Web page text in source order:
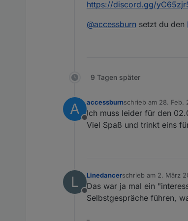
https://discord.gg/
@accessburn setzt du den
9 Tagen später
A
Offline
accessburnschrieb am 28. Feb.
zuletzt editiert von
Ich muss leider für den
Viel Spaß und trinkt eins
L
Offline
Linedancerschrieb am 2. März
zuletzt editiert von
Das war ja mal ein
Selbstgespräche führen,
–